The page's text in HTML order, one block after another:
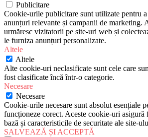
Publicitare
Cookie-urile publicitare sunt utilizate pentru
anunțuri relevante și campanii de marketing.
urmăresc vizitatorii pe site-uri web și
le furniza anunțuri personalizate.
Altele
Altele
Alte cookie-uri neclasificate sunt cele care
fost clasificate încă într-o categorie.
Necesare
Necesare
Cookie-urile necesare sunt absolut esențiale
funcționeze corect. Aceste cookie-uri
bază și caracteristicile de securitate ale site-
SALVEAZĂ ȘI ACCEPTĂ